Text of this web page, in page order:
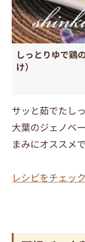
しっとりゆで鶏
け）
サッと茹でたし
大葉のジェノベ
まみにオススメで
レシピをチェッ